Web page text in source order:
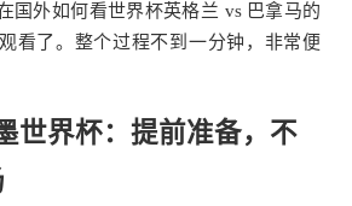
国外如何看世界杯英格兰 vs 巴拿马的
看了。整个过程不到一分钟，非常便
世界杯：提前准备，不